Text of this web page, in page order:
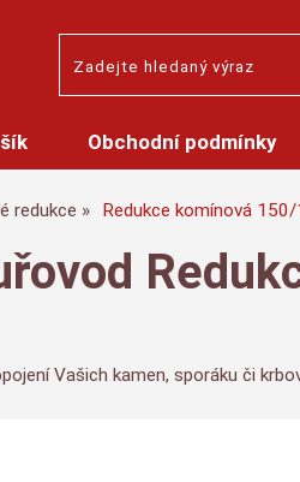
Obchodní podmínky
redukce Redukce komínová
Vašich kamen, sporáku či